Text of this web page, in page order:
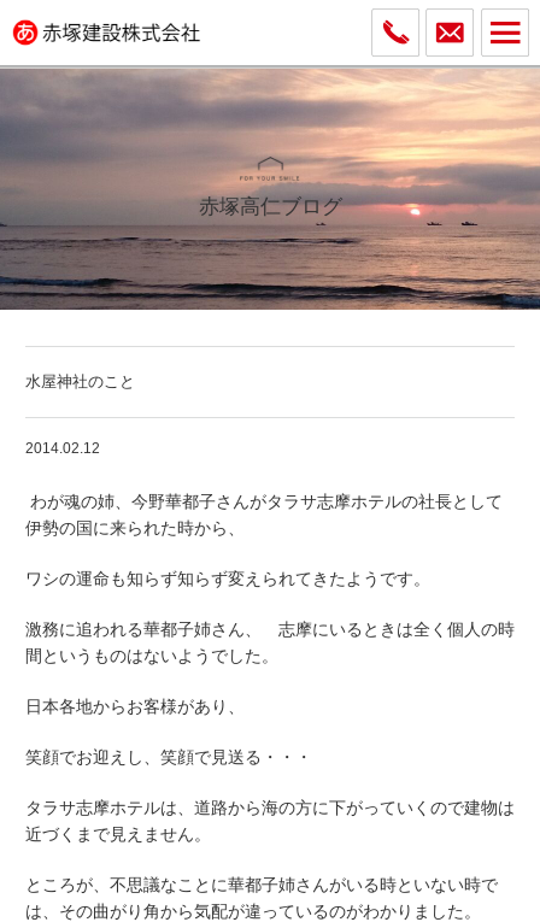
赤塚高仁ブログ
水屋神社のこと
2014.02.12
わが魂の姉、今野華都子さんがタラサ志摩ホテルの社長として
伊勢の国に来られた時から、
ワシの運命も知らず知らず変えられてきたようです。
激務に追われる華都子姉さん、 志摩にいるときは全く個人の時
間というものはないようでした。
日本各地からお客様があり、
笑顔でお迎えし、笑顔で見送る・・・
タラサ志摩ホテルは、道路から海の方に下がっていくので建物は
近づくまで見えません。
ところが、不思議なことに華都子姉さんがいる時といない時で
は、その曲がり角から気配が違っているのがわかりました。